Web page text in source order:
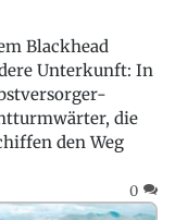
Blackhead
Unterkunft: In
die
den Weg
0